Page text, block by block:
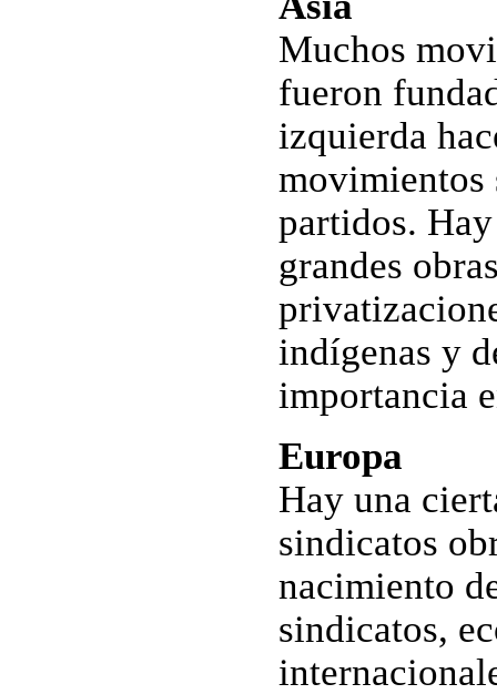
Muchos
fueron
izquierda
movimientos
partidos.
grandes
indígenas y
importancia
Europa
Hay una
sindicatos
nacimiento
sindicatos,